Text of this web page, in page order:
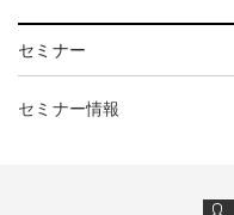
セミナー
セミナー情報